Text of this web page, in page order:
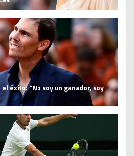
éxito: “No soy un ganador, soy